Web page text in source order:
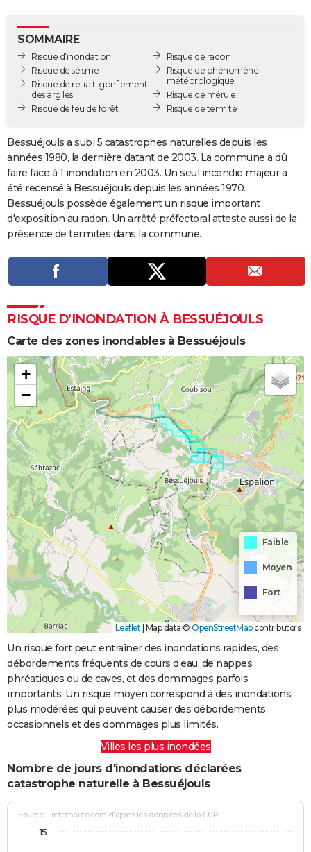
GUIDES D'ACHAT
BONS PLANS
CARTE DE VOEUX
Dictionnaire
Biographies
Citations
Expressions
Proverbes
PROGRAMME TV
COPAINS D'AVANT
S'inscrire
Se connecter
Lycées
Collèges
Primaires
Universités
Entreprises
Service militaire
Avis de recherche
AVIS DE DÉCÈS
SOMMAIRE
Risque d’inondation
Risque de séisme
Risque de retrait-gonflement
des argiles
Risque de feu de forêt
Risque de radon
Risque de phénomène
météorologique
Risque de mérule
Risque de termite
Bessuéjouls a subi 5 catastrophes naturelles depuis les
années 1980, la dernière datant de 2003. La commune a dû
faire face à 1 inondation en 2003. Un seul incendie majeur a
été recensé à Bessuéjouls depuis les années 1970.
Bessuéjouls possède également un risque important
d'exposition au radon. Un arrêté préfectoral atteste aussi de la
présence de termites dans la commune.
RISQUE D’INONDATION À BESSUÉJOULS
Carte des zones inondables à Bessuéjouls
+
−
Faible
Moyen
Fort
Leaflet Map data ©OpenStreetMapcontributors
Un risque fort peut entraîner des inondations rapides, des
débordements fréquents de cours d’eau, de nappes
phréatiques ou de caves, et des dommages parfois
importants. Un risque moyen correspond à des inondations
plus modérées qui peuvent causer des débordements
occasionnels et des dommages plus limités.
Villes les plus inondées
Nombre de jours d'inondations déclarées
catastrophe naturelle à Bessuéjouls
Source : Linternaute.com d'après les données de la CCR
15